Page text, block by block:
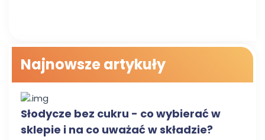
Najnowsze artykuły
Słodycze bez cukru - co wybierać w
sklepie i na co uważać w składzie?